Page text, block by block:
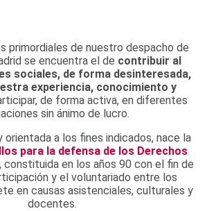
primordiales de nuestro despacho de
se encuentra el de contribuir al
sociales, de forma desinteresada,
experiencia, conocimiento y
de forma activa, en diferentes
sin ánimo de lucro.
orientada a los fines indicados, nace la
para la defensa de los Derechos
, constituida en los años 90 con el fin de
y el voluntariado entre los
en causas asistenciales, culturales y
docentes.